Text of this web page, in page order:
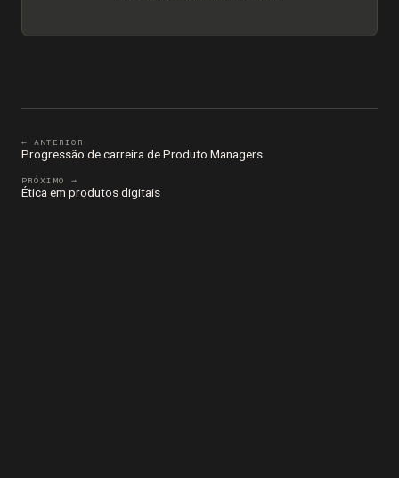
← ANTERIOR
Progressão de carreira de Produto Managers
PRÓXIMO →
Ética em produtos digitais